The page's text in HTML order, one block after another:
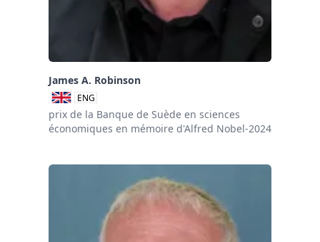
James A. Robinson
ENG
prix de la Banque de Suède en sciences
économiques en mémoire d'Alfred Nobel-2024